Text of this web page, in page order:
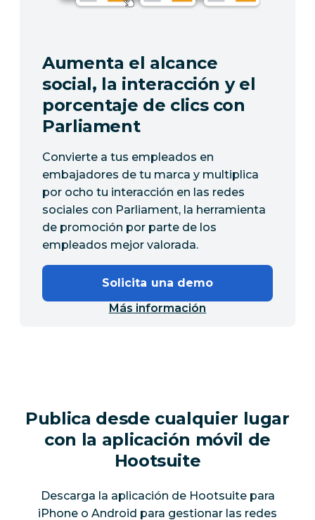
Aumenta el alcance
social, la interacción y el
porcentaje de clics con
Parliament
Convierte a tus empleados en
embajadores de tu marca y multiplica
por ocho tu interacción en las redes
sociales con Parliament, la herramienta
de promoción por parte de los
empleados mejor valorada.
Solicita una demo
Más información
Publica desde cualquier lugar
con la aplicación móvil de
Hootsuite
Descarga la aplicación de Hootsuite para
iPhone o Android para gestionar las redes